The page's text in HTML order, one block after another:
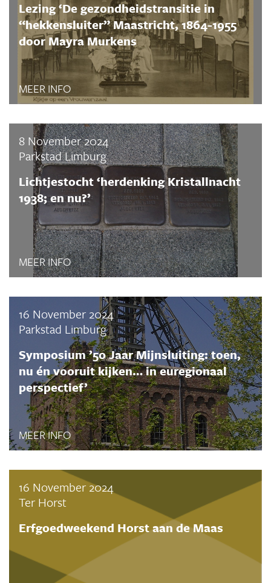
Lezing ‘De gezondheidstransitie in
“hekkensluiter” Maastricht, 1864-1955
door Mayra Murkens
MEER INFO
8 November 2024
Parkstad Limburg
Lichtjestocht ‘herdenking Kristallnacht
1938; en nu?’
MEER INFO
16 November 2024
Parkstad Limburg
Symposium ’50 Jaar Mijnsluiting: toen,
nu én vooruit kijken… in euregionaal
perspectief’
MEER INFO
16 November 2024
Ter Horst
Erfgoedweekend Horst aan de Maas